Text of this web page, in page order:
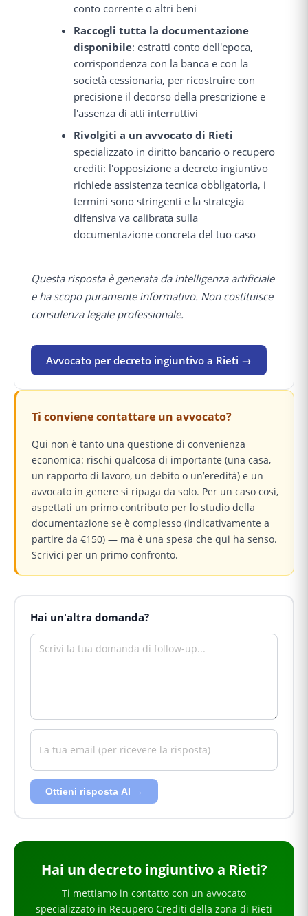
conto corrente o altri beni
Raccogli tutta la documentazione
disponibile: estratti conto dell'epoca,
corrispondenza con la banca e con la
società cessionaria, per ricostruire con
precisione il decorso della prescrizione e
l'assenza di atti interruttivi
Rivolgiti a un avvocato di Rieti
specializzato in diritto bancario o recupero
crediti: l'opposizione a decreto ingiuntivo
richiede assistenza tecnica obbligatoria, i
termini sono stringenti e la strategia
difensiva va calibrata sulla
documentazione concreta del tuo caso
Questa risposta è generata da intelligenza artificiale
e ha scopo puramente informativo. Non costituisce
consulenza legale professionale.
Avvocato per decreto ingiuntivo a Rieti →
Ti conviene contattare un avvocato?
Qui non è tanto una questione di convenienza
economica: rischi qualcosa di importante (una casa,
un rapporto di lavoro, un debito o un’eredità) e un
avvocato in genere si ripaga da solo. Per un caso così,
aspettati un primo contributo per lo studio della
documentazione se è complesso (indicativamente a
partire da €150) — ma è una spesa che qui ha senso.
Scrivici per un primo confronto.
Hai un'altra domanda?
Ottieni risposta AI →
Hai un decreto ingiuntivoa Rieti?
Ti mettiamo in contatto con un avvocato
specializzato in Recupero Crediti della zona di Rieti